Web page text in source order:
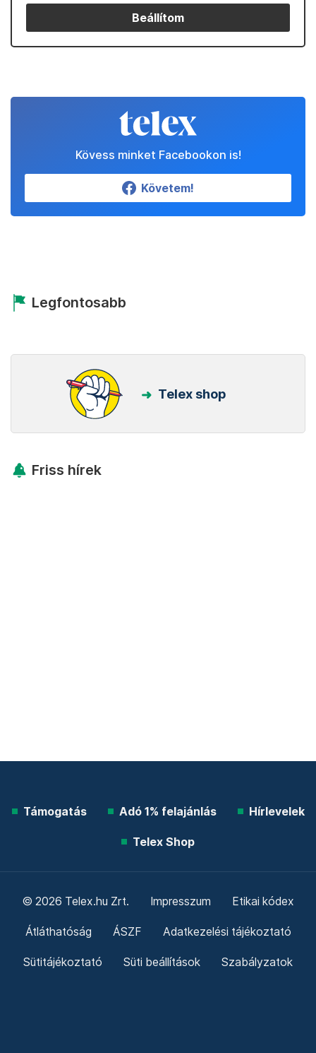
Beállítom
Kövess minket Facebookon is!
Követem!
Legfontosabb
Telex shop
Friss hírek
Támogatás Adó 1% felajánlás Hírlevelek
Telex Shop
© 2026 Telex.hu Zrt. Impresszum Etikai kódex
Átláthatóság ÁSZF Adatkezelési tájékoztató
Sütitájékoztató Süti beállítások Szabályzatok